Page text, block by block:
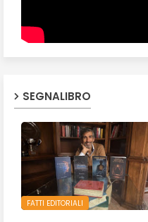
SEGNALIBRO
FATTI EDITORIALI